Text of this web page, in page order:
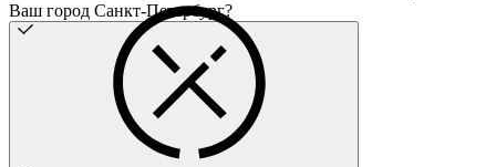
Ваш город Санкт-Петербург?